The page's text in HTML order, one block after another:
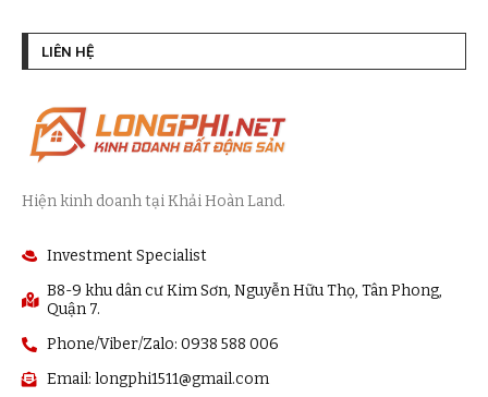
LIÊN HỆ
Hiện kinh doanh tại Khải Hoàn Land.
Investment Specialist
B8-9 khu dân cư Kim Sơn, Nguyễn Hữu Thọ, Tân Phong,
Quận 7.
Phone/Viber/Zalo: 0938 588 006
Email: longphi1511@gmail.com